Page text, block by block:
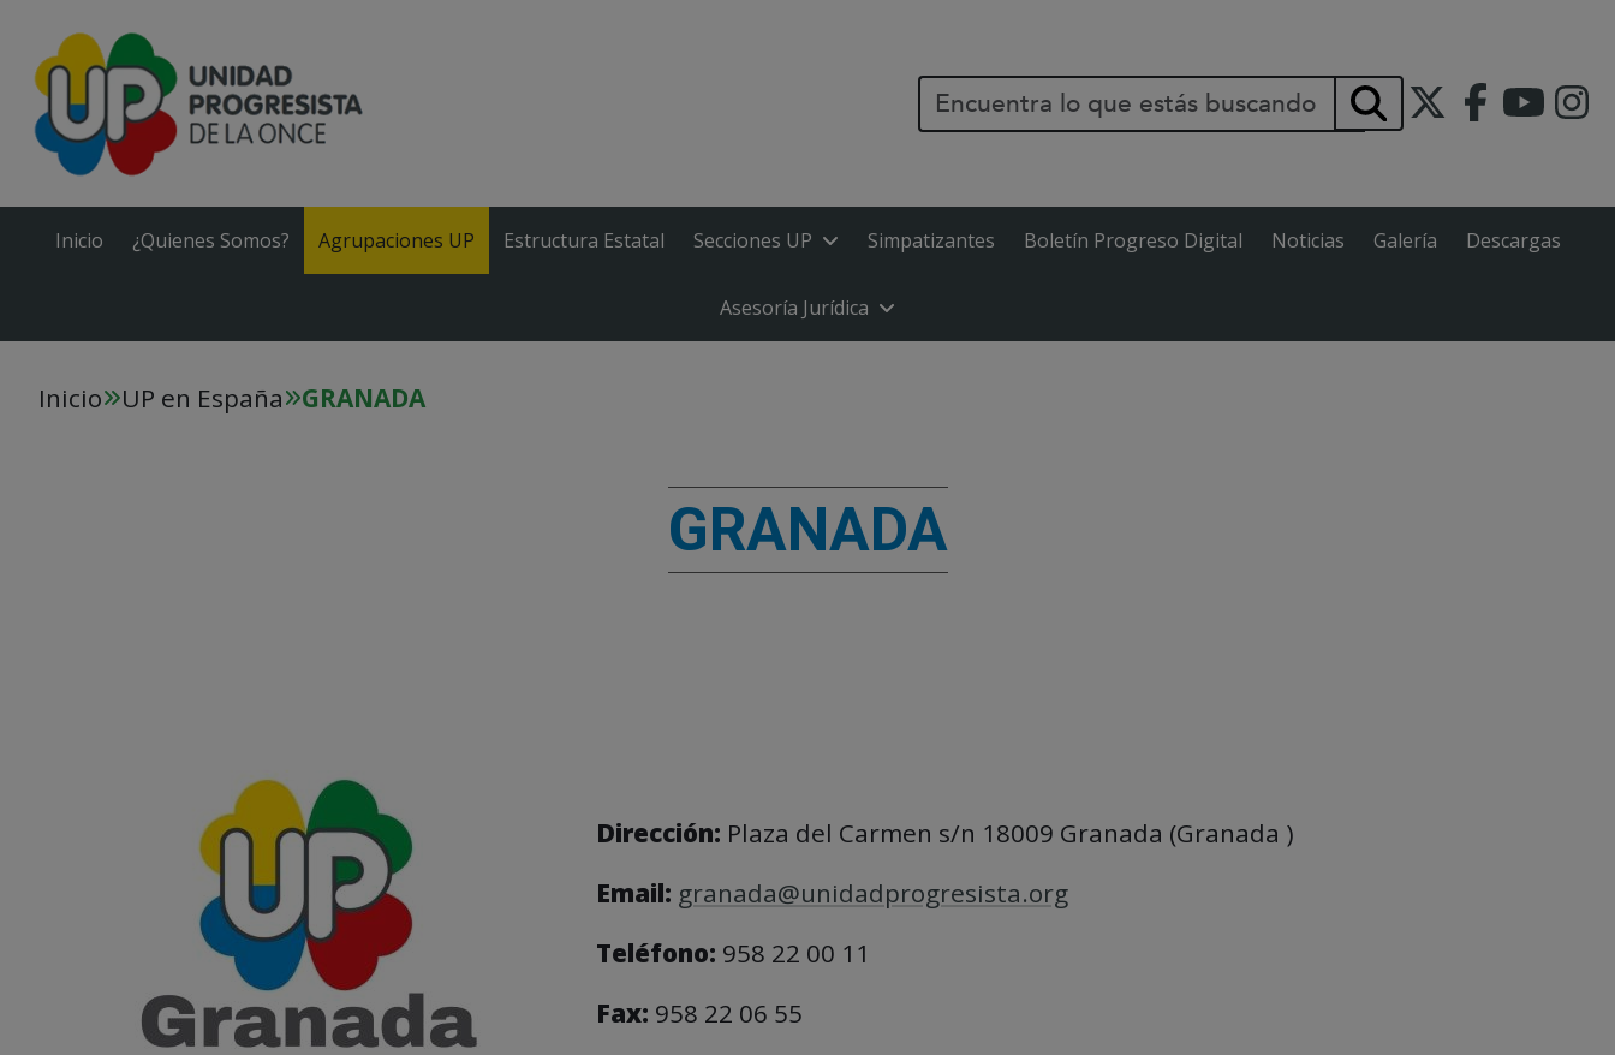
Buscar
Inicio ¿Quienes Somos? Agrupaciones UP Estructura Estatal Secciones UP Simpatizantes Boletín Progreso Digital Noticias Galería Descargas
Asesoría Jurídica
Inicio UP en España GRANADA
GRANADA
Dirección: Plaza del Carmen s/n 18009 Granada (Granada )
Email: granada@unidadprogresista.org
Teléfono: 958 22 00 11
Fax: 958 22 06 55